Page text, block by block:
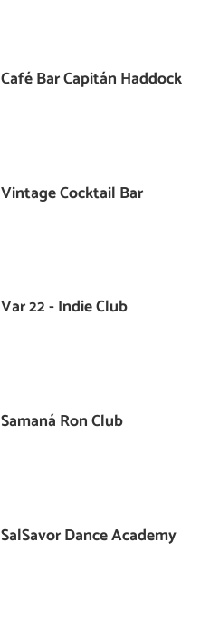
Café Bar Capitán Haddock
Vintage Cocktail Bar
Var 22 - Indie Club
Samaná Ron Club
SalSavor Dance Academy